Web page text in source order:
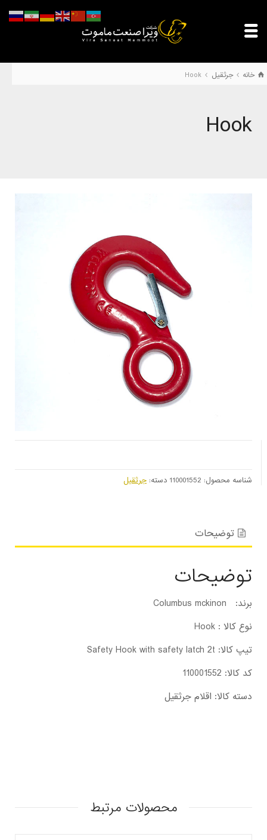
خانه جرثقیل Hook
Hook
شناسه محصول: 110001552 دسته: جرثقیل
توضیحات
توضیحات
برند: Columbus mckinon
نوع کالا : Hook
تیپ کالا: Safety Hook with safety latch 2t
کد کالا: 110001552
دسته کالا: اقلام جرثقیل
محصولات مرتبط